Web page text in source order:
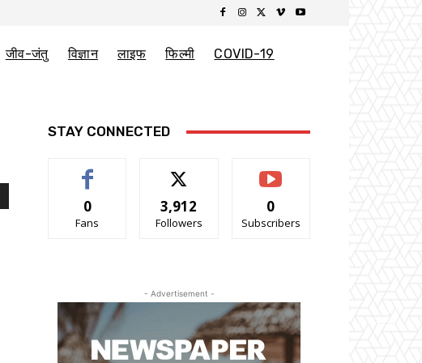
जीव-जंतु विज्ञान लाइफ फिल्मी
COVID-19
STAY CONNECTED
0
Fans
3,912
Followers
0
Subscribers
- Advertisement -